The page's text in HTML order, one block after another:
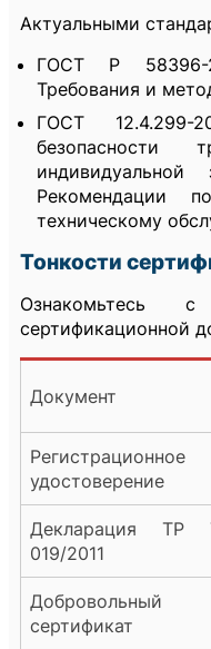
Актуальными
ГОСТ Р 58396-
Требования и
ГОСТ 12.4.299-
безопасности
Рекомендации
техническому
Тонкости
Ознакомьтесь
сертификационной
Документ
Регистрационное
удостоверение
Декларация ТР
019/2011
Добровольный
сертификат